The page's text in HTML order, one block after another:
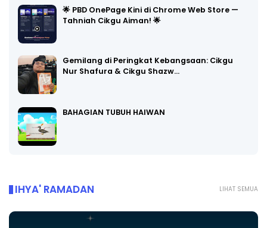
🌟 PBD OnePage Kini di Chrome Web Store —
Tahniah Cikgu Aiman! 🌟
Gemilang di Peringkat Kebangsaan: Cikgu
Nur Shafura & Cikgu Shazw…
BAHAGIAN TUBUH HAIWAN
LIHAT SEMUA
IHYA' RAMADAN